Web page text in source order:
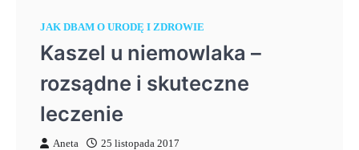
JAK DBAM O URODĘ I ZDROWIE
Kaszel u niemowlaka –
rozsądne i skuteczne
leczenie
Aneta 25 listopada 2017